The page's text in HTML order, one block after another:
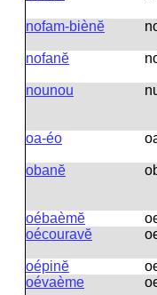
nofam-biènĕ
nofanĕ
nounou
oa-éo
obanĕ
oébaèmĕ
oécouravĕ
oépinĕ
oévaème